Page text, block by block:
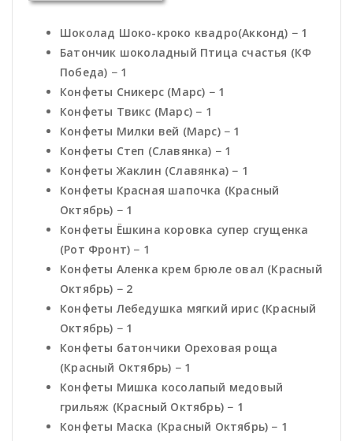
Шоколад Шоко-кроко квадро(Акконд) − 1
Батончик шоколадный Птица счастья (КФ
Победа) − 1
Конфеты Сникерс (Марс) − 1
Конфеты Твикс (Марс) − 1
Конфеты Милки вей (Марс) − 1
Конфеты Степ (Славянка) − 1
Конфеты Жаклин (Славянка) − 1
Конфеты Красная шапочка (Красный
Октябрь) − 1
Конфеты Ёшкина коровка супер сгущенка
(Рот Фронт) − 1
Конфеты Аленка крем брюле овал (Красный
Октябрь) − 2
Конфеты Лебедушка мягкий ирис (Красный
Октябрь) − 1
Конфеты батончики Ореховая роща
(Красный Октябрь) − 1
Конфеты Мишка косолапый медовый
грильяж (Красный Октябрь) − 1
Конфеты Маска (Красный Октябрь) − 1